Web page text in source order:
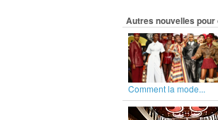
Autres nouvelles
Comment la mode...